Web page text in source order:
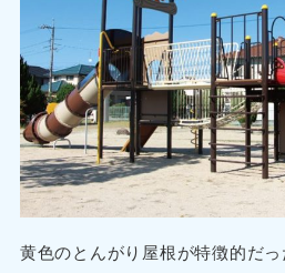
黄色のとんがり屋根が特徴的だ